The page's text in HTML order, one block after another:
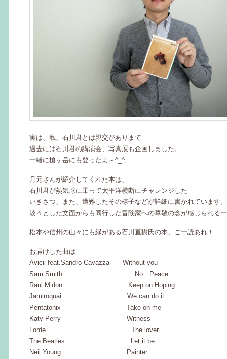
実は、私、石川君とは親交がありまて
過去には石川君の講演会、写真展も企画しました。
一緒に槍ヶ岳にも登ったよ～^_^;
月元さんが紹介してくれた本は、
石川君が熱気球に乗って太平洋横断にチャレンジした
いきさつ、また、遭難したその様子などが詳細に書かれています。
淡々とした文面からも同行した冒険家への尊敬の念が感じられる
松本や信州の山々にも縁がある石川直樹氏の本、ご一読あれ！
お届けした曲は
Avicii feat.Sandro Cavazza Without you
Sam Smith No Peace
Raul Midon Keep on Hoping
Jamiroquai We can do it
Pentatonix Take on me
Katy Perry Witness
Lorde The lover
The Beatles Let it be
Neil Young Painter